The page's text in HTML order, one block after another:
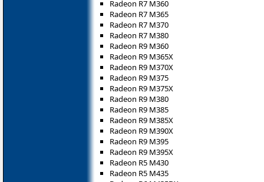
Radeon R7 M360
Radeon R7 M365
Radeon R7 M370
Radeon R7 M380
Radeon R9 M360
Radeon R9 M365X
Radeon R9 M370X
Radeon R9 M375
Radeon R9 M375X
Radeon R9 M380
Radeon R9 M385
Radeon R9 M385X
Radeon R9 M390X
Radeon R9 M395
Radeon R9 M395X
Radeon R5 M430
Radeon R5 M435